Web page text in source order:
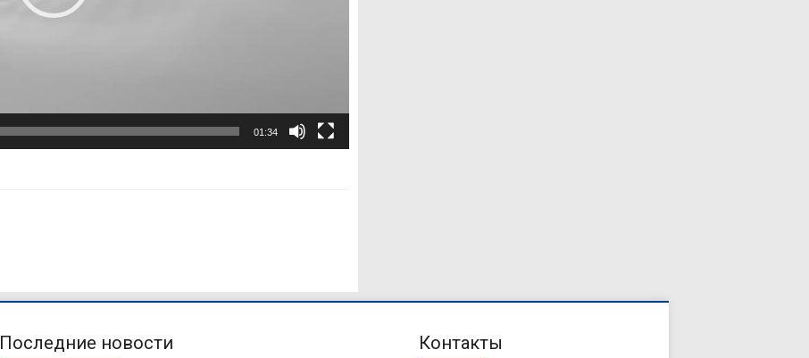
01:34
Последние новости Контакты